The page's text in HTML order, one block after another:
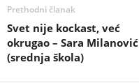
Prethodni članak
Svet nije kockast, već
okrugao – Sara Milanović
(srednja škola)